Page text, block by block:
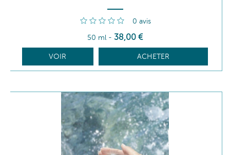
0 avis
50 ml - 38,00 €
VOIR ACHETER